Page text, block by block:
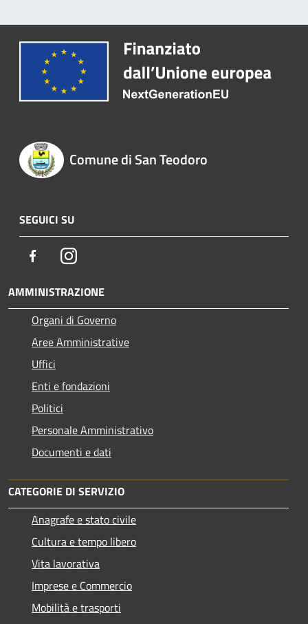
Comune di San Teodoro
SEGUICI SU
FacebookInstagram
AMMINISTRAZIONE
Organi di Governo
Aree Amministrative
Uffici
Enti e fondazioni
Politici
Personale Amministrativo
Documenti e dati
CATEGORIE DI SERVIZIO
Anagrafe e stato civile
Cultura e tempo libero
Vita lavorativa
Imprese e Commercio
Mobilità e trasporti